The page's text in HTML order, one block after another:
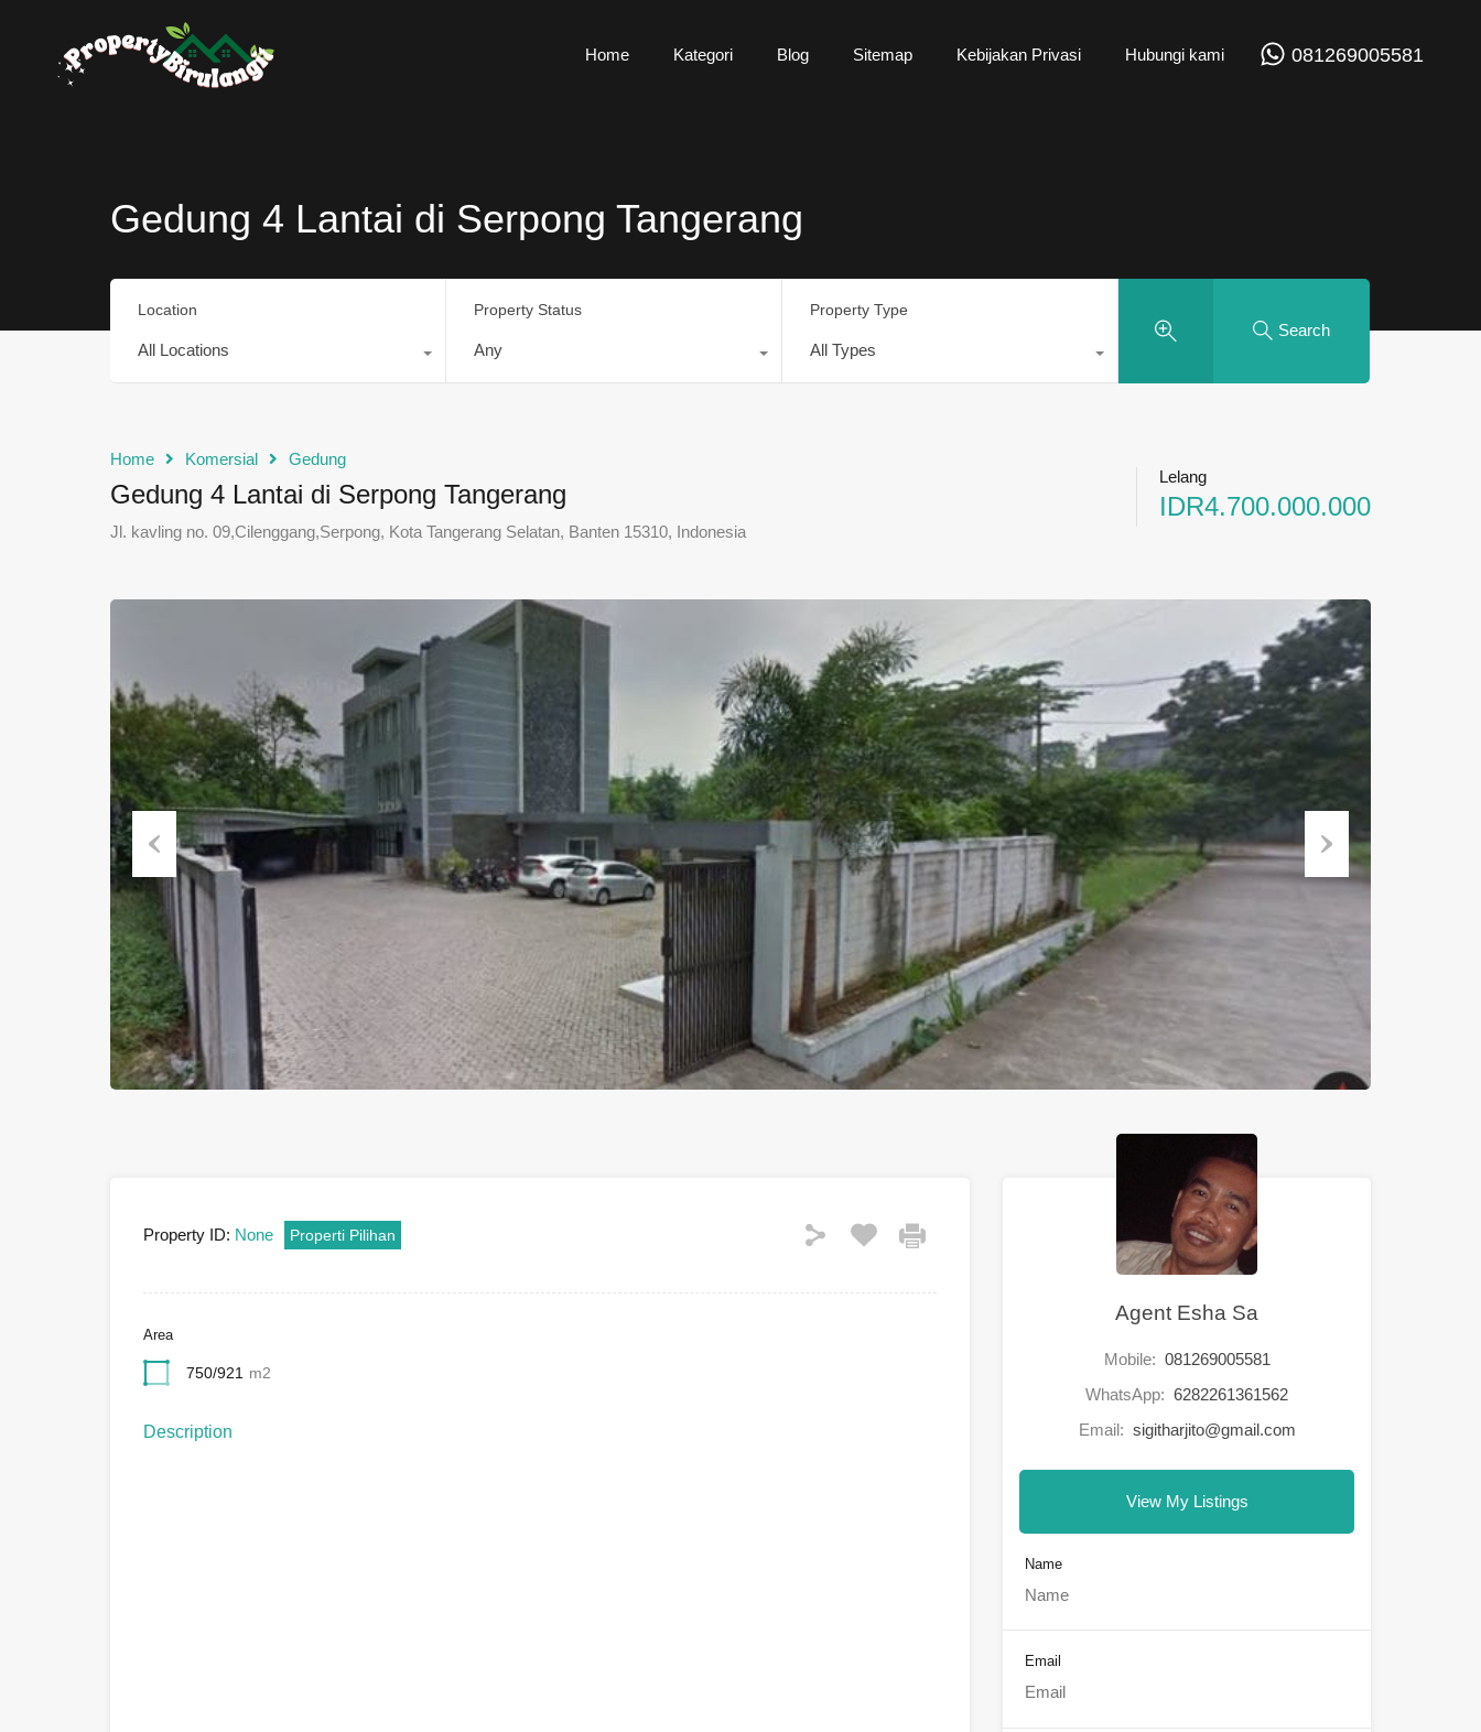
Home Kategori Blog Sitemap Kebijakan Privasi Hubungi kami 081269005581
Gedung 4 Lantai di Serpong Tangerang
Location
All Locations
Property Status
Any
Property Type
All Types
Search
Home Komersial Gedung
Gedung 4 Lantai di Serpong Tangerang
Jl. kavling no. 09,Cilenggang,Serpong, Kota Tangerang Selatan, Banten 15310, Indonesia
Lelang
IDR4.700.000.000
Previous
Property ID: None Properti Pilihan
Area
750/921 m2
Description
Agent Esha Sa
Mobile: 081269005581
WhatsApp: 6282261361562
Email: sigitharjito@gmail.com
View My Listings
Name
Email